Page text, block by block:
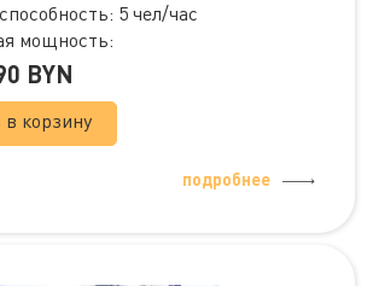
5 чел/час
мощность:
BYN
корзину
подробнее